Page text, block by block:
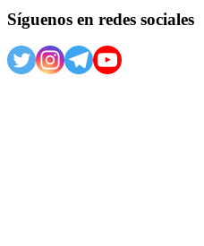
Síguenos en redes sociales